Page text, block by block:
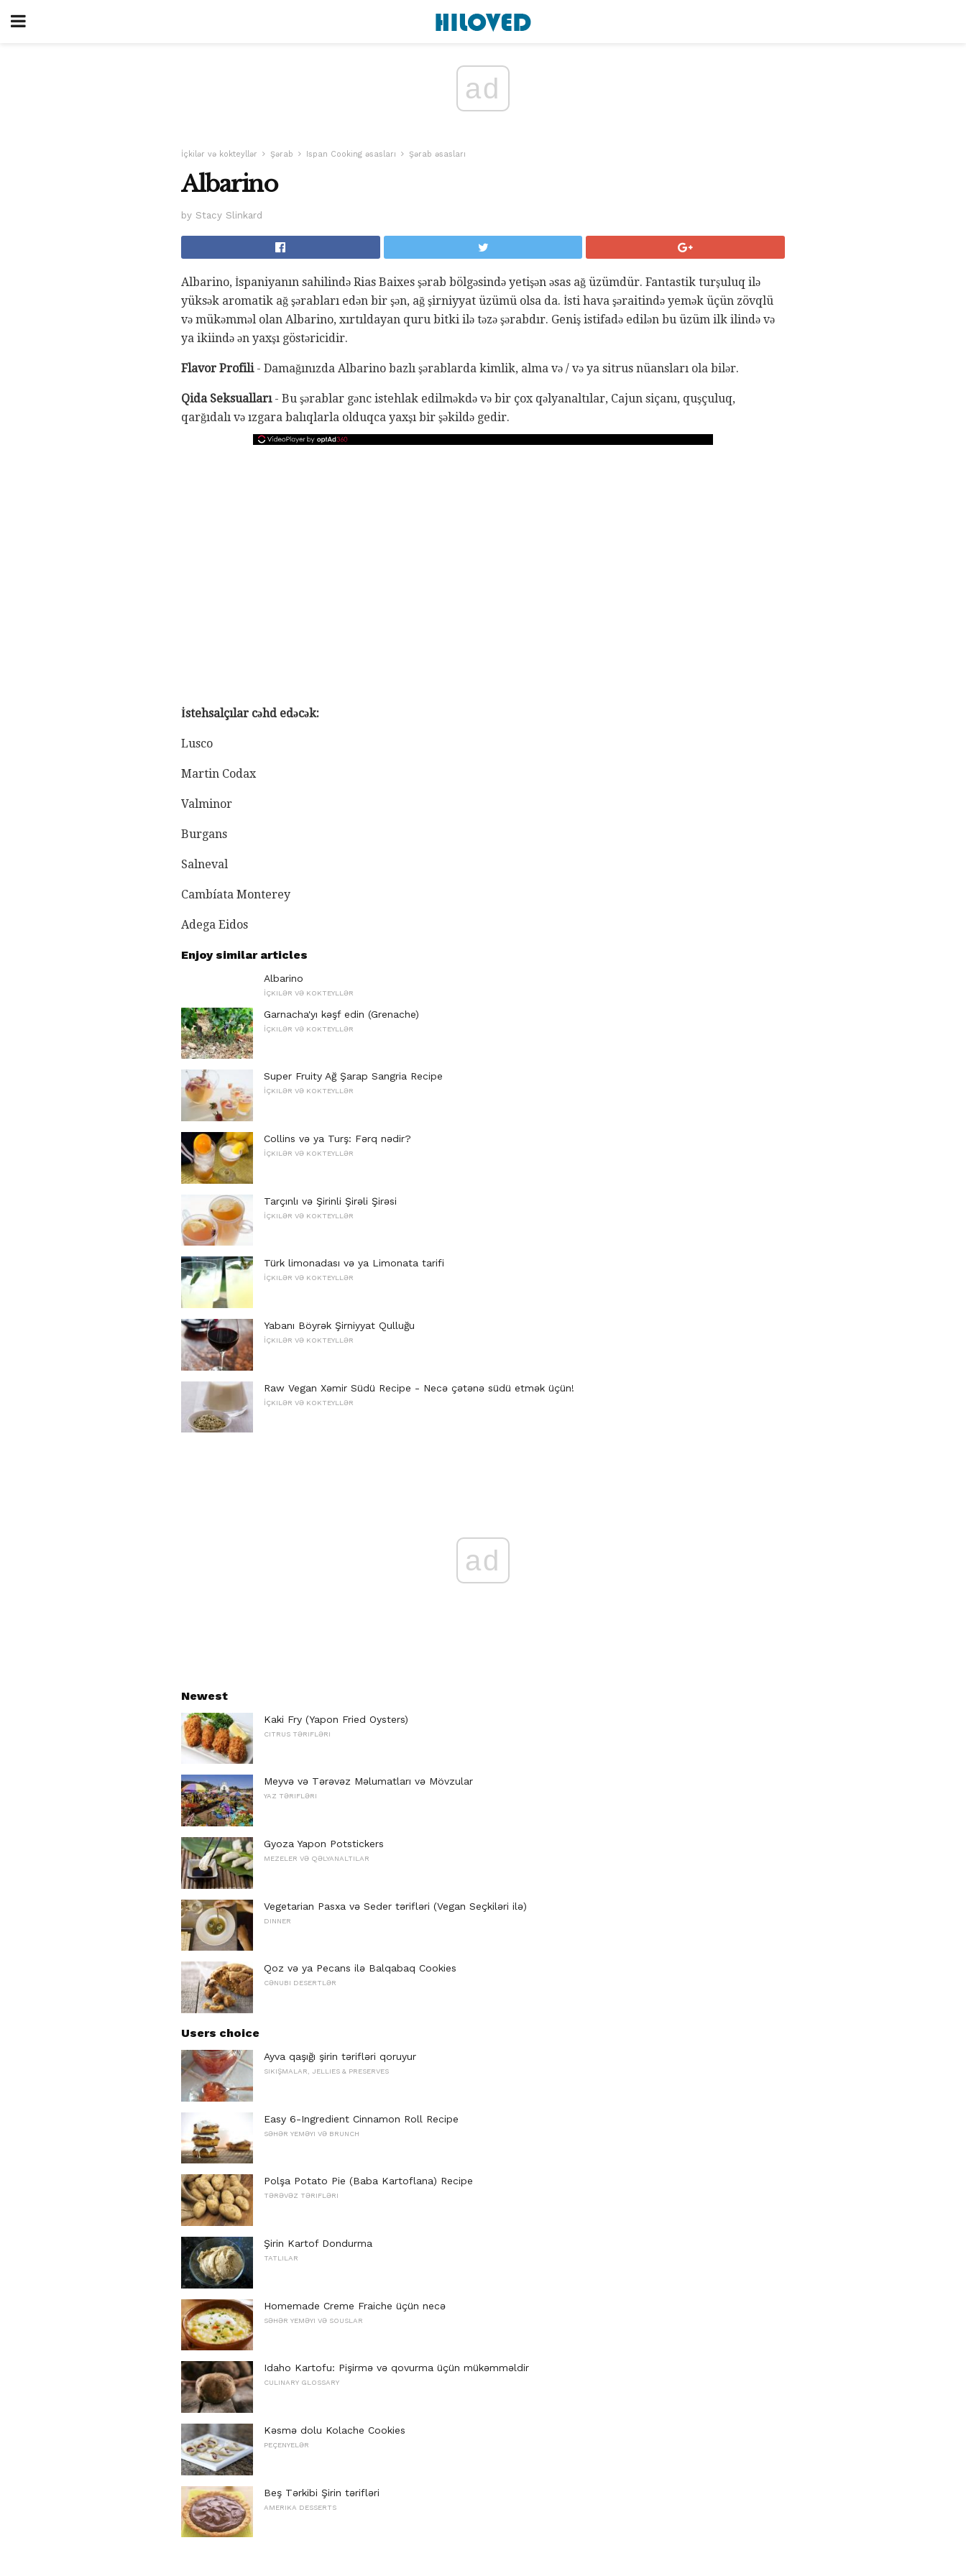
ad
İçkilər və kokteyllər Şərab Ispan Cooking əsasları Şərab əsasları
Albarino
by Stacy Slinkard
Albarino, İspaniyanın sahilində Rias Baixes şərab bölgəsində yetişən əsas ağ üzümdür. Fantastik turşuluq ilə
yüksək aromatik ağ şərabları edən bir şən, ağ şirniyyat üzümü olsa da. İsti hava şəraitində yemək üçün zövqlü
və mükəmməl olan Albarino, xırtıldayan quru bitki ilə təzə şərabdır. Geniş istifadə edilən bu üzüm ilk ilində və
ya ikiində ən yaxşı göstəricidir.
Flavor Profili- Damağınızda Albarino bazlı şərablarda kimlik, alma və / və ya sitrus nüansları ola bilər.
Qida Seksualları- Bu şərablar gənc istehlak edilməkdə və bir çox qəlyanaltılar, Cajun siçanı, quşçuluq,
qarğıdalı və ızgara balıqlarla olduqca yaxşı bir şəkildə gedir.
İstehsalçılar cəhd edəcək:
Lusco
Martin Codax
Valminor
Burgans
Salneval
Cambíata Monterey
Adega Eidos
Enjoy similar articles
Albarino
İÇKILƏR VƏ KOKTEYLLƏR
Garnacha'yı kəşf edin (Grenache)
İÇKILƏR VƏ KOKTEYLLƏR
Super Fruity Ağ Şarap Sangria Recipe
İÇKILƏR VƏ KOKTEYLLƏR
Collins və ya Turş: Fərq nədir?
İÇKILƏR VƏ KOKTEYLLƏR
Tarçınlı və Şirinli Şirəli Şirəsi
İÇKILƏR VƏ KOKTEYLLƏR
Türk limonadası və ya Limonata tarifi
İÇKILƏR VƏ KOKTEYLLƏR
Yabanı Böyrək Şirniyyat Qulluğu
İÇKILƏR VƏ KOKTEYLLƏR
Raw Vegan Xəmir Südü Recipe - Necə çətənə südü etmək üçün!
İÇKILƏR VƏ KOKTEYLLƏR
ad
Newest
Kaki Fry (Yapon Fried Oysters)
CITRUS TƏRIFLƏRI
Meyvə və Tərəvəz Məlumatları və Mövzular
YAZ TƏRIFLƏRI
Gyoza Yapon Potstickers
MEZELER VƏ QƏLYANALTILAR
Vegetarian Pasxa və Seder tərifləri (Vegan Seçkiləri ilə)
DINNER
Qoz və ya Pecans ilə Balqabaq Cookies
CƏNUBI DESERTLƏR
Users choice
Ayva qaşığı şirin tərifləri qoruyur
SIKIŞMALAR, JELLIES & PRESERVES
Easy 6-Ingredient Cinnamon Roll Recipe
SƏHƏR YEMƏYI VƏ BRUNCH
Polşa Potato Pie (Baba Kartoflana) Recipe
TƏRƏVƏZ TƏRIFLƏRI
Şirin Kartof Dondurma
TATLILAR
Homemade Creme Fraiche üçün necə
SƏHƏR YEMƏYI VƏ SOUSLAR
Idaho Kartofu: Pişirmə və qovurma üçün mükəmməldir
CULINARY GLOSSARY
Kəsmə dolu Kolache Cookies
PEÇENYELƏR
Beş Tərkibi Şirin tərifləri
AMERIKA DESSERTS